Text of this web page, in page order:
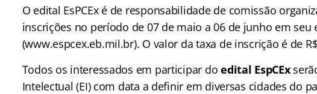
O edital EsPCEx é de responsabilidade de comissão
inscrições no período de 07 de maio a 06 de junho em seu
(www.espcex.eb.mil.br). O valor da taxa de inscrição é de
Todos os interessados em participar doedital EspCEx
Intelectual (EI) com data a definir em diversas cidades do